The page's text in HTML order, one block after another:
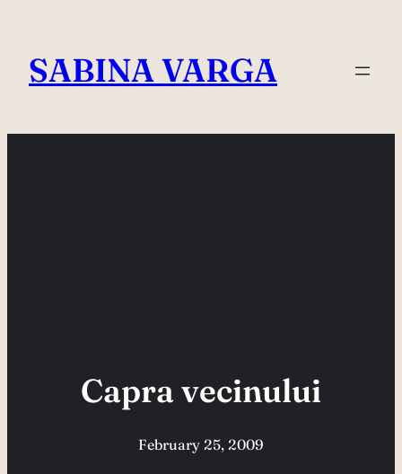
content
SABINA VARGA
Capra vecinului
February 25, 2009